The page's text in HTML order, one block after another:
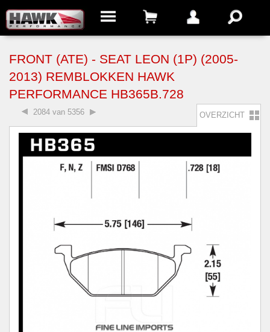
FRONT (ATE) - SEAT LEON (1P) (2005-
2013) REMBLOKKEN HAWK
PERFORMANCE HB365B.728
2084 van 5356 OVERZICHT